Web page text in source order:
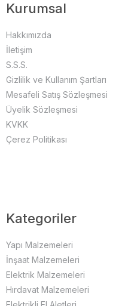
Kurumsal
Hakkımızda
İletişim
S.S.S.
Gizlilik ve Kullanım Şartları
Mesafeli Satış Sözleşmesi
Üyelik Sözleşmesi
KVKK
Çerez Politikası
Kategoriler
Yapı Malzemeleri
İnşaat Malzemeleri
Elektrik Malzemeleri
Hırdavat Malzemeleri